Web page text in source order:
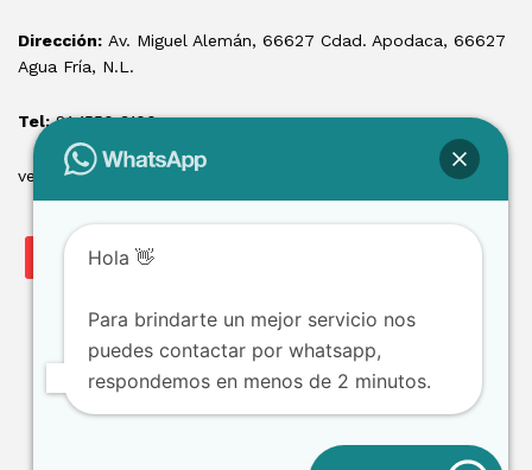
Dirección: Av. Miguel Alemán, 66627 Cdad. Apodaca, 66627
Agua Fría, N.L.
Tel:81 1550 3100
ventas@losmontacargas.mx
Copyright © 2025 Los Montacargas RTE
Hola 👋
Para brindarte un mejor servicio nos
puedes contactar por whatsapp,
respondemos en menos de 2 minutos.